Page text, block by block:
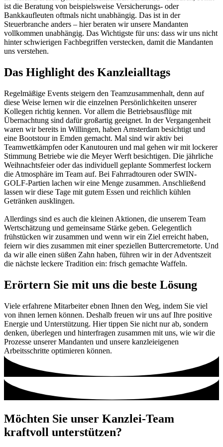
ist die Beratung von beispielsweise Versicherungs- oder
Bankkaufleuten oftmals nicht unabhängig. Das ist in der
Steuerbranche anders – hier beraten wir unsere Mandanten
vollkommen unabhängig. Das Wichtigste für uns: dass wir uns nicht
hinter schwierigen Fachbegriffen verstecken, damit die Mandanten
uns verstehen.
Das Highlight des Kanzleialltags
Regelmäßige Events steigern den Teamzusammenhalt, denn auf
diese Weise lernen wir die einzelnen Persönlichkeiten unserer
Kollegen richtig kennen. Vor allem die Betriebsausflüge mit
Übernachtung sind dafür großartig geeignet. In der Vergangenheit
waren wir bereits in Willingen, haben Amsterdam besichtigt und
eine Bootstour in Emden gemacht. Mal sind wir aktiv bei
Teamwettkämpfen oder Kanutouren und mal gehen wir mit lockerer
Stimmung Betriebe wie die Meyer Werft besichtigen. Die jährliche
Weihnachtsfeier oder das individuell geplante Sommerfest lockern
die Atmosphäre im Team auf. Bei Fahrradtouren oder SWIN-
GOLF-Partien lachen wir eine Menge zusammen. Anschließend
lassen wir diese Tage mit gutem Essen und reichlich kühlen
Getränken ausklingen.
Allerdings sind es auch die kleinen Aktionen, die unserem Team
Wertschätzung und gemeinsame Stärke geben. Gelegentlich
frühstücken wir zusammen und wenn wir ein Ziel erreicht haben,
feiern wir dies zusammen mit einer speziellen Buttercremetorte. Und
da wir alle einen süßen Zahn haben, führen wir in der Adventszeit
die nächste leckere Tradition ein: frisch gemachte Waffeln.
Erörtern Sie mit uns die beste Lösung
Viele erfahrene Mitarbeiter ebnen Ihnen den Weg, indem Sie viel
von ihnen lernen können. Deshalb freuen wir uns auf Ihre positive
Energie und Unterstützung. Hier tippen Sie nicht nur ab, sondern
denken, überlegen und hinterfragen zusammen mit uns, wie wir die
Prozesse unserer Mandanten und unsere kanzleieigenen
Arbeitsschritte optimieren können.
Möchten Sie unser Kanzlei-Team
kraftvoll unterstützen?